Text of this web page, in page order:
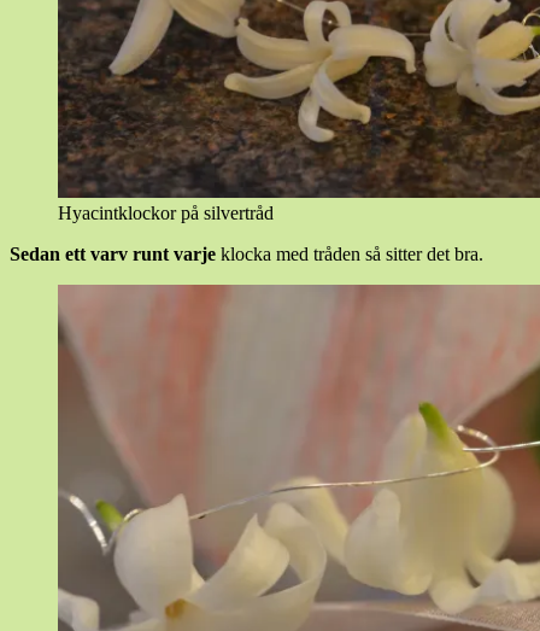
Hyacintklockor på silvertråd
Sedan ett varv runt varje klocka med tråden så sitter det bra.